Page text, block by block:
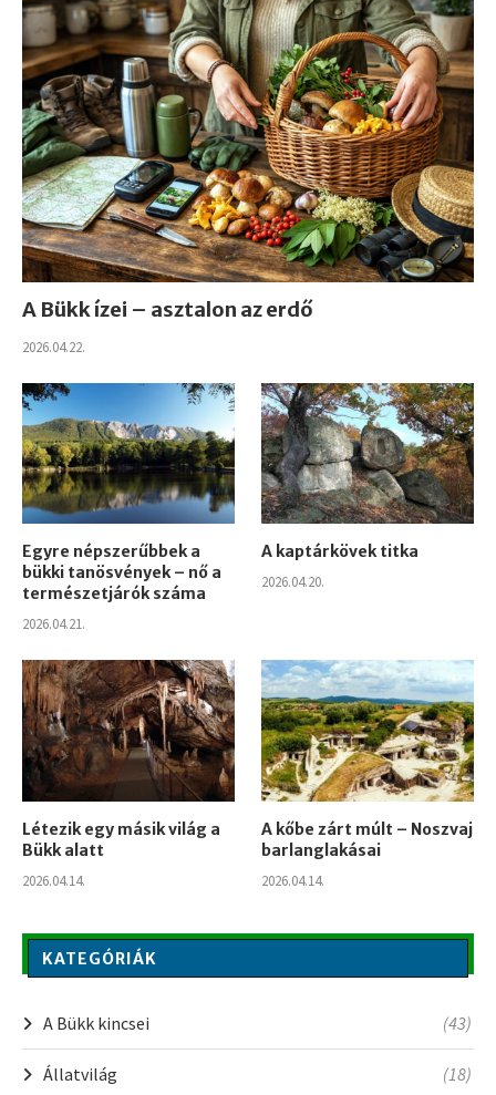
A Bükk ízei – asztalon az erdő
2026.04.22.
Egyre népszerűbbek a
bükki tanösvények – nő a
természetjárók száma
2026.04.21.
A kaptárkövek titka
2026.04.20.
Létezik egy másik világ a
Bükk alatt
2026.04.14.
A kőbe zárt múlt – Noszvaj
barlanglakásai
2026.04.14.
KATEGÓRIÁK
A Bükk kincsei (43)
Állatvilág (18)